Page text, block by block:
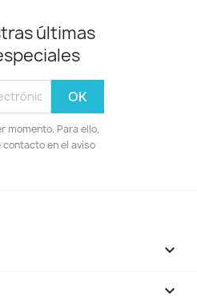
últimas
momento. Para ello,
en el aviso

